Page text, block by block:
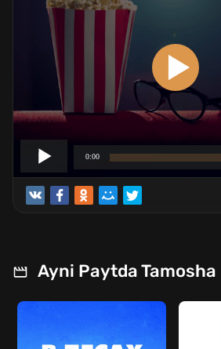
Ayni Paytda